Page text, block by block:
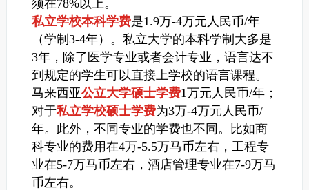
须在78%以上。
私立学校本科学费是1.9万-4万元人民币/年
（学制3-4年）。私立大学的本科学制大多是
3年，除了医学专业或者会计专业，语言达不
到规定的学生可以直接上学校的语言课程。
马来西亚公立大学硕士学费1万元人民币/年；
对于私立学校硕士学费为3万-4万元人民币/
年。此外，不同专业的学费也不同。比如商
科专业的费用在4万-5.5万马币左右，工程专
业在5-7万马币左右，酒店管理专业在7-9万马
币左右。